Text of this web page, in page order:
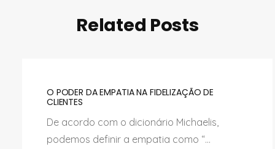
Related Posts
O PODER DA EMPATIA NA FIDELIZAÇÃO DE
CLIENTES
De acordo com o dicionário Michaelis,
podemos definir a empatia como “...